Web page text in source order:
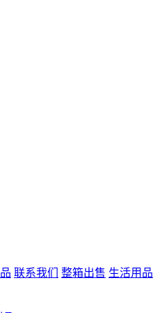
联系我们 整箱出售 生活用品